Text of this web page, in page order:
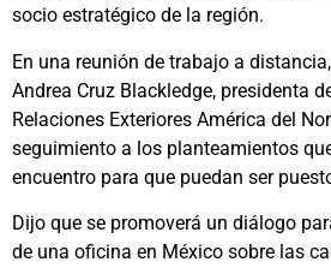
socio estratégico de la región.
En una reunión de trabajo a
Andrea Cruz Blackledge, presidenta
Relaciones Exteriores América del
seguimiento a los planteamientos
encuentro para que puedan ser
Dijo que se promoverá un diálogo
de una oficina en México sobre las